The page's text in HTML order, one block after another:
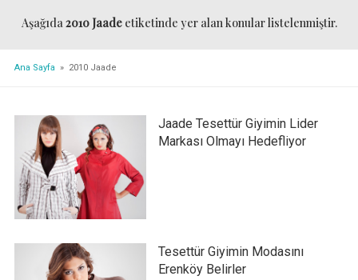
Aşağıda2010 Jaadeetiketinde yer alan konular listelenmiştir.
Ana Sayfa » 2010 Jaade
Jaade Tesettür Giyimin Lider
Markası Olmayı Hedefliyor
Tesettür Giyimin Modasını
Erenköy Belirler